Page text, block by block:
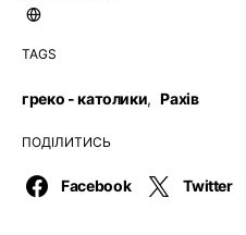
TAGS
греко - католики, Рахів
ПОДІЛИТИСЬ
Facebook Twitter